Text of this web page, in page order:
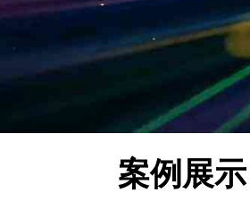
案例展示